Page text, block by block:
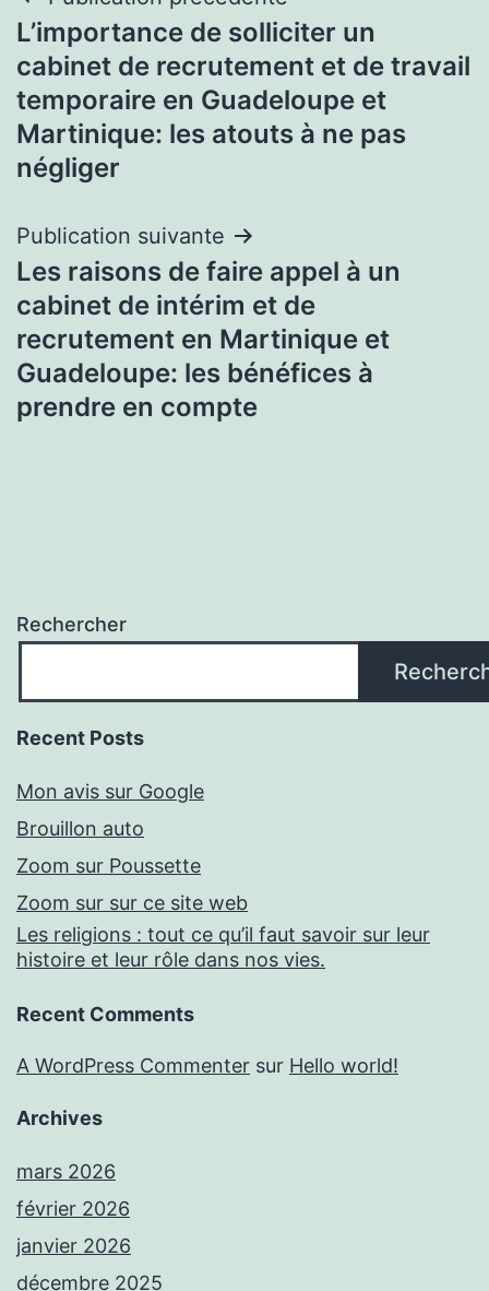
de
l’article
L’importance de solliciter un
cabinet de recrutement et de travail
temporaire en Guadeloupe et
Martinique: les atouts à ne pas
négliger
Publication suivante
Les raisons de faire appel à un
cabinet de intérim et de
recrutement en Martinique et
Guadeloupe: les bénéfices à
prendre en compte
Rechercher
Recent Posts
Mon avis sur Google
Brouillon auto
Zoom sur Poussette
Zoom sur sur ce site web
Les religions : tout ce qu’il faut savoir sur leur
histoire et leur rôle dans nos vies.
Recent Comments
A WordPress Commenter sur Hello world!
Archives
mars 2026
février 2026
janvier 2026
décembre 2025